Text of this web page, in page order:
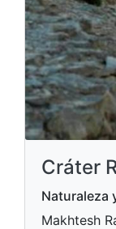
Cráter
Naturaleza
Makhtesh